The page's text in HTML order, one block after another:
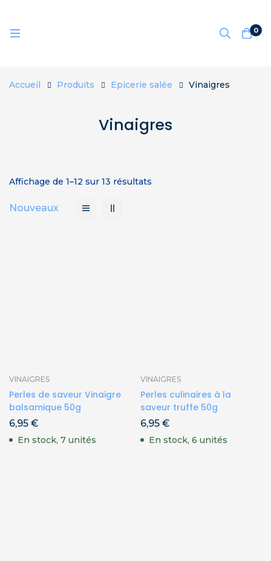
0
Accueil Produits Epicerie salée Vinaigres
Vinaigres
Affichage de 1–12 sur 13 résultats
Nouveaux
VINAIGRES
Perles de saveur Vinaigre
balsamique 50g
6,95 €
En stock, 7 unités
VINAIGRES
Perles culinaires à la
saveur truffe 50g
6,95 €
En stock, 6 unités